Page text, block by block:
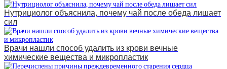
Нутрициолог объяснила, почему чай после обеда лишает
сил
Врачи нашли способ удалить из крови вечные
химические вещества и микропластик